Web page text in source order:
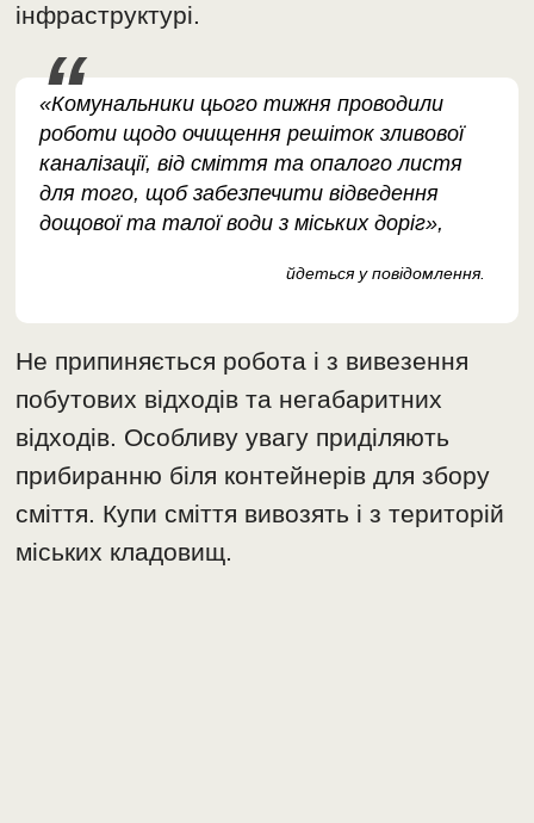
інфраструктурі.
«Комунальники цього тижня проводили
роботи щодо очищення решіток зливової
каналізації, від сміття та опалого листя
для того, щоб забезпечити відведення
дощової та талої води з міських доріг»,
йдеться у повідомлення.
Не припиняється робота і з вивезення
побутових відходів та негабаритних
відходів. Особливу увагу приділяють
прибиранню біля контейнерів для збору
сміття. Купи сміття вивозять і з територій
міських кладовищ.